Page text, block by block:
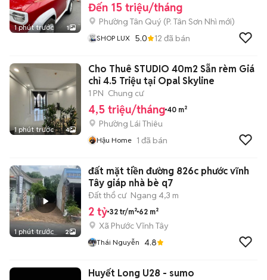
1 phút trước 1
Đến 15 triệu/tháng
Phường Tân Quý (P. Tân Sơn Nhì mới)
SHOP LUX 5.0 12 đã bán
1 phút trước 4
Cho Thuê STUDIO 40m2 Sẵn rèm Giá
chỉ 4.5 Triệu tại Opal Skyline
1 PN Chung cư
4,5 triệu/tháng 40 m²
Phường Lái Thiêu
Hậu Home 1 đã bán
1 phút trước 2
đất mặt tiền đường 826c phước vĩnh
Tây giáp nhà bè q7
Đất thổ cư Ngang 4,3 m
2 tỷ 32 tr/m² 62 m²
Xã Phước Vĩnh Tây
Thái Nguyễn 4.8
Huyết Long U28 - sumo